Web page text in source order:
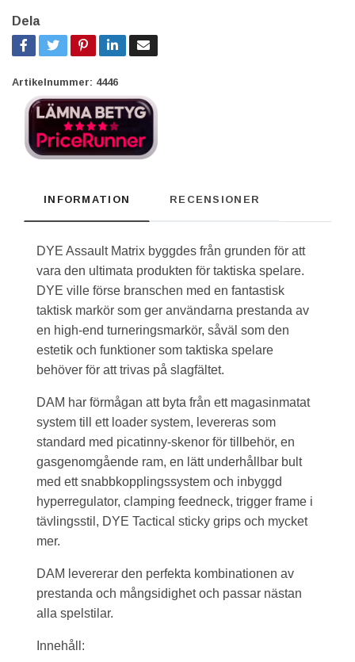
Dela
Artikelnummer: 4446
INFORMATION RECENSIONER
DYE Assault Matrix byggdes från grunden för att
vara den ultimata produkten för taktiska spelare.
DYE ville förse branschen med en fantastisk
taktisk markör som ger användarna prestanda av
en high-end turneringsmarkör, såväl som den
estetik och funktioner som taktiska spelare
behöver för att trivas på slagfältet.
DAM har förmågan att byta från ett magasinmatat
system till ett loader system, levereras som
standard med picatinny-skenor för tillbehör, en
gasgenomgående ram, en lätt underhållbar bult
med ett snabbkopplingssystem och inbyggd
hyperregulator, clamping feedneck, trigger frame i
tävlingsstil, DYE Tactical sticky grips och mycket
mer.
DAM levererar den perfekta kombinationen av
prestanda och mångsidighet och passar nästan
alla spelstilar.
Innehåll: